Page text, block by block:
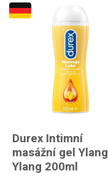
Durex Intimní
masážní gel Ylang
Ylang 200ml